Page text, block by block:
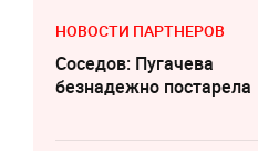
НОВОСТИ ПАРТНЕРОВ
Соседов: Пугачева
безнадежно постарела